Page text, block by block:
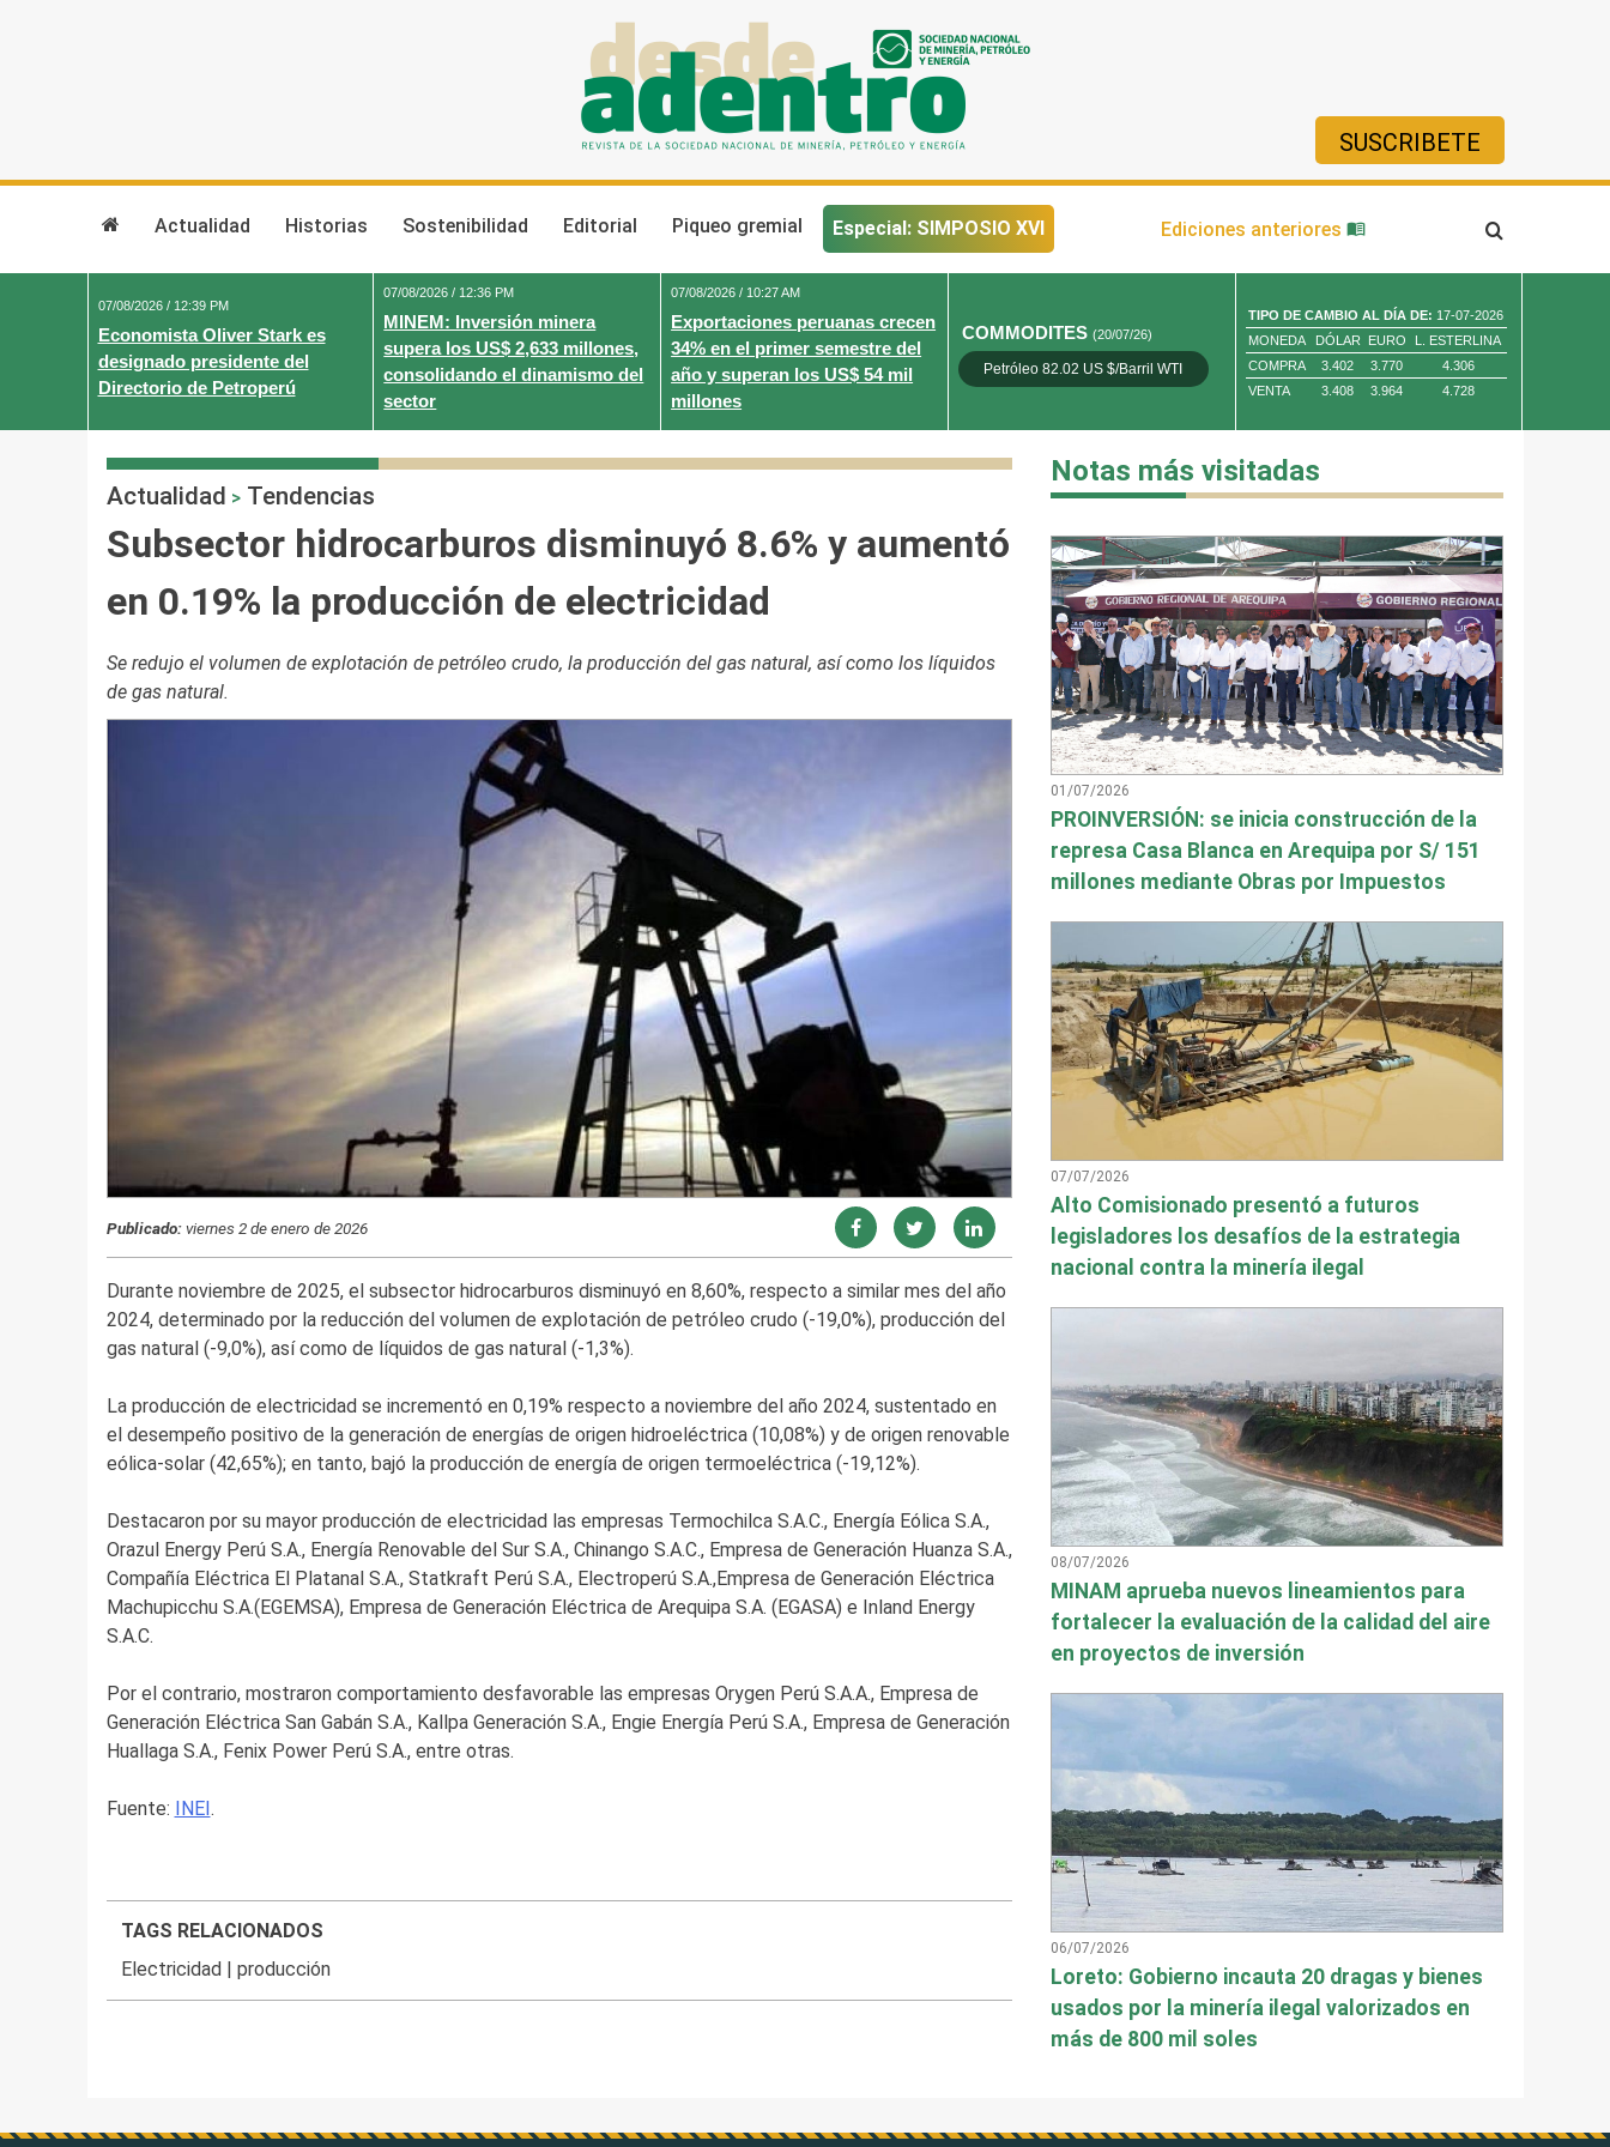
SUSCRIBETE
Actualidad Historias Sostenibilidad Editorial Piqueo gremial Especial: SIMPOSIO XVI Ediciones anteriores
07/08/2026 / 12:39 PM
Economista Oliver Stark es
designado presidente del
Directorio de Petroperú
07/08/2026 / 12:36 PM
MINEM: Inversión minera
supera los US$ 2,633 millones,
consolidando el dinamismo del
sector
07/08/2026 / 10:27 AM
Exportaciones peruanas crecen
34% en el primer semestre del
año y superan los US$ 54 mil
millones
COMMODITES(20/07/26)
Petróleo 82.02 US $/Barril WTI Oro 4,010.80 US $/ Oz. Tr.
TIPO DE CAMBIO AL DÍA DE: 17-07-2026
MONEDA
DÓLAR EURO
L. ESTERLINA
COMPRA
3.402 3.770
4.306
VENTA
3.408 3.964 4.728
Actualidad > Tendencias
Subsector hidrocarburos disminuyó 8.6% y aumentó
en 0.19% la producción de electricidad
Se redujo el volumen de explotación de petróleo crudo, la producción del gas natural, así como los líquidos
de gas natural.
Publicado:viernes 2 de enero de 2026
Durante noviembre de 2025, el subsector hidrocarburos disminuyó en 8,60%, respecto a similar mes del año
2024, determinado por la reducción del volumen de explotación de petróleo crudo (-19,0%), producción del
gas natural (-9,0%), así como de líquidos de gas natural (-1,3%).
La producción de electricidad se incrementó en 0,19% respecto a noviembre del año 2024, sustentado en
el desempeño positivo de la generación de energías de origen hidroeléctrica (10,08%) y de origen renovable
eólica-solar (42,65%); en tanto, bajó la producción de energía de origen termoeléctrica (-19,12%).
Destacaron por su mayor producción de electricidad las empresas Termochilca S.A.C., Energía Eólica S.A.,
Orazul Energy Perú S.A., Energía Renovable del Sur S.A., Chinango S.A.C., Empresa de Generación Huanza S.A.,
Compañía Eléctrica El Platanal S.A., Statkraft Perú S.A., Electroperú S.A.,Empresa de Generación Eléctrica
Machupicchu S.A.(EGEMSA), Empresa de Generación Eléctrica de Arequipa S.A. (EGASA) e Inland Energy
S.A.C.
Por el contrario, mostraron comportamiento desfavorable las empresas Orygen Perú S.A.A., Empresa de
Generación Eléctrica San Gabán S.A., Kallpa Generación S.A., Engie Energía Perú S.A., Empresa de Generación
Huallaga S.A., Fenix Power Perú S.A., entre otras.
Fuente: INEI .
TAGS RELACIONADOS
Electricidad |producción
Notas más visitadas
01/07/2026
PROINVERSIÓN: se inicia construcción de la
represa Casa Blanca en Arequipa por S/ 151
millones mediante Obras por Impuestos
07/07/2026
Alto Comisionado presentó a futuros
legisladores los desafíos de la estrategia
nacional contra la minería ilegal
08/07/2026
MINAM aprueba nuevos lineamientos para
fortalecer la evaluación de la calidad del aire
en proyectos de inversión
06/07/2026
Loreto: Gobierno incauta 20 dragas y bienes
usados por la minería ilegal valorizados en
más de 800 mil soles